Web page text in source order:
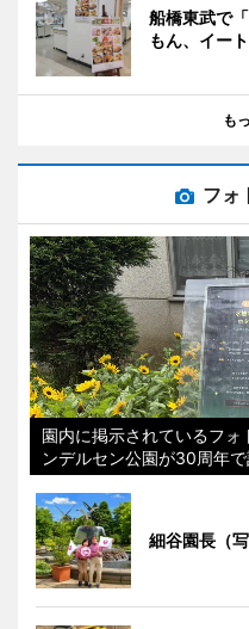
船橋東武で
もん、イー
も
フォ
園内に掲示されているフ
ンデルセン公園が30周年
細谷園長（